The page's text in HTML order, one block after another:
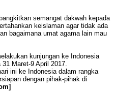
semangat dakwah kepada
keislaman agar tidak ada
bagaimana umat agama lain mau
kunjungan ke Indonesia
Maret-9 April 2017.
ini ke Indonesia dalam rangka
dengan pihak-pihak di